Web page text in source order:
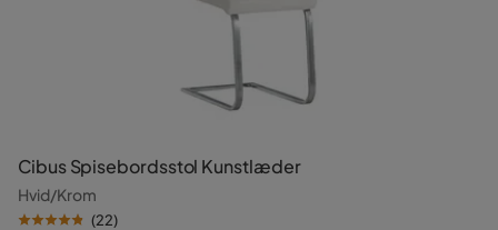
Cibus Spisebordsstol Kunstlæder
Hvid/Krom
(22)